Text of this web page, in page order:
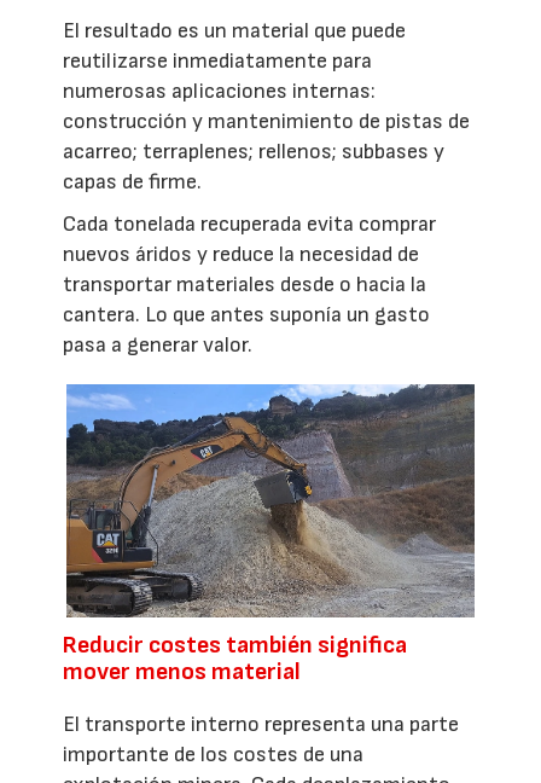
El resultado es un material que puede
reutilizarse inmediatamente para
numerosas aplicaciones internas:
construcción y mantenimiento de pistas de
acarreo; terraplenes; rellenos; subbases y
capas de firme.
Cada tonelada recuperada evita comprar
nuevos áridos y reduce la necesidad de
transportar materiales desde o hacia la
cantera. Lo que antes suponía un gasto
pasa a generar valor.
Reducir costes también significa
mover menos material
El transporte interno representa una parte
importante de los costes de una